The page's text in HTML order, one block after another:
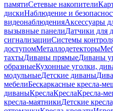
памятиСетевые накопители
дискиНаблюдение и
видеонаблюденияАксессуары
вызывные панелиДатчики для
сигнализацииСистемы
доступомМеталлодетекторы
тахтыДиваны прямыеДиваны
образныеКухонные уголки,
модульныеДетские диваны
мебелиБескаркасные кресла-
диваныКреслаКреслаКресла-
кресла-маятникиДетские